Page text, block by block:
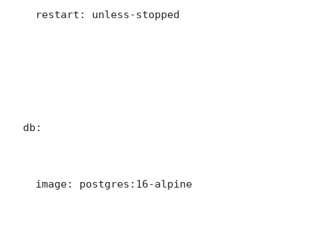
    restart: unless-stopped
  db:
    image: postgres:16-alpine